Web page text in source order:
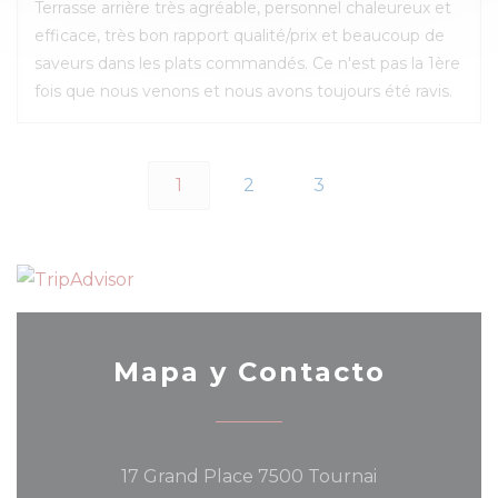
Terrasse arrière très agréable, personnel chaleureux et
efficace, très bon rapport qualité/prix et beaucoup de
saveurs dans les plats commandés. Ce n'est pas la 1ère
fois que nous venons et nous avons toujours été ravis.
1 2 3
Mapa y Contacto
17 Grand Place 7500 Tournai